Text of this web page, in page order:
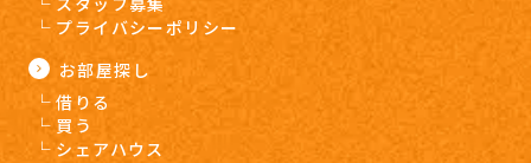
プライバシーポリシー
お部屋探し
借りる
買う
シェアハウス